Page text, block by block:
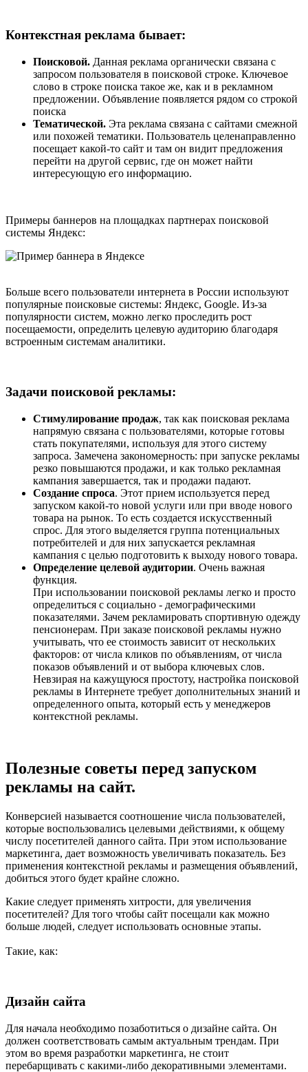
Контекстная реклама бывает:
Поисковой. Данная реклама органически связана с
запросом пользователя в поисковой строке. Ключевое
слово в строке поиска такое же, как и в рекламном
предложении. Объявление появляется рядом со строкой
поиска
Тематической. Эта реклама связана с сайтами смежной
или похожей тематики. Пользователь целенаправленно
посещает какой-то сайт и там он видит предложения
перейти на другой сервис, где он может найти
интересующую его информацию.
Примеры баннеров на площадках партнерах поисковой
системы Яндекс:
Больше всего пользователи интернета в России используют
популярные поисковые системы: Яндекс, Google. Из-за
популярности систем, можно легко проследить рост
посещаемости, определить целевую аудиторию благодаря
встроенным системам аналитики.
Задачи поисковой рекламы:
Стимулирование продаж, так как поисковая реклама
напрямую связана с пользователями, которые готовы
стать покупателями, используя для этого систему
запроса. Замечена закономерность: при запуске рекламы
резко повышаются продажи, и как только рекламная
кампания завершается, так и продажи падают.
Создание спроса. Этот прием используется перед
запуском какой-то новой услуги или при вводе нового
товара на рынок. То есть создается искусственный
спрос. Для этого выделяется группа потенциальных
потребителей и для них запускается рекламная
кампания с целью подготовить к выходу нового товара.
Определение целевой аудитории. Очень важная
функция.
При использовании поисковой рекламы легко и просто
определиться с социально - демографическими
показателями. Зачем рекламировать спортивную одежду
пенсионерам. При заказе поисковой рекламы нужно
учитывать, что ее стоимость зависит от нескольких
факторов: от числа кликов по объявлениям, от числа
показов объявлений и от выбора ключевых слов.
Невзирая на кажущуюся простоту, настройка поисковой
рекламы в Интернете требует дополнительных знаний и
определенного опыта, который есть у менеджеров
контекстной рекламы.
Полезные советы перед запуском
рекламы на сайт.
Конверсией называется соотношение числа пользователей,
которые воспользовались целевыми действиями, к общему
числу посетителей данного сайта. При этом использование
маркетинга, дает возможность увеличивать показатель. Без
применения контекстной рекламы и размещения объявлений,
добиться этого будет крайне сложно.
Какие следует применять хитрости, для увеличения
посетителей? Для того чтобы сайт посещали как можно
больше людей, следует использовать основные этапы.
Такие, как:
Дизайн сайта
Для начала необходимо позаботиться о дизайне сайта. Он
должен соответствовать самым актуальным трендам. При
этом во время разработки маркетинга, не стоит
перебарщивать с какими-либо декоративными элементами.